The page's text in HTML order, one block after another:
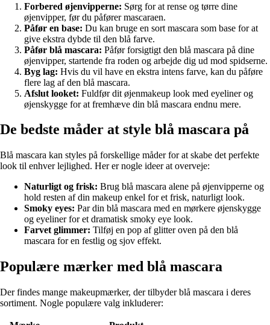
Forbered øjenvipperne: Sørg for at rense og tørre dine
øjenvipper, før du påfører mascaraen.
Påfør en base: Du kan bruge en sort mascara som base for at
give ekstra dybde til den blå farve.
Påfør blå mascara: Påfør forsigtigt den blå mascara på dine
øjenvipper, startende fra roden og arbejde dig ud mod spidserne.
Byg lag: Hvis du vil have en ekstra intens farve, kan du påføre
flere lag af den blå mascara.
Afslut looket: Fuldfør dit øjenmakeup look med eyeliner og
øjenskygge for at fremhæve din blå mascara endnu mere.
De bedste måder at style blå mascara på
Blå mascara kan styles på forskellige måder for at skabe det perfekte
look til enhver lejlighed. Her er nogle ideer at overveje:
Naturligt og frisk: Brug blå mascara alene på øjenvipperne og
hold resten af din makeup enkel for et frisk, naturligt look.
Smoky eyes: Par din blå mascara med en mørkere øjenskygge
og eyeliner for et dramatisk smoky eye look.
Farvet glimmer: Tilføj en pop af glitter oven på den blå
mascara for en festlig og sjov effekt.
Populære mærker med blå mascara
Der findes mange makeupmærker, der tilbyder blå mascara i deres
sortiment. Nogle populære valg inkluderer: